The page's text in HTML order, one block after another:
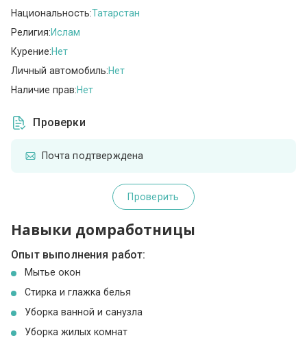
Национальность:Татарстан
Религия:Ислам
Курение:Нет
Личный автомобиль:Нет
Наличие прав:Нет
Проверки
Почта подтверждена
Проверить
Навыки домработницы
Опыт выполнения работ:
Мытье окон
Стирка и глажка белья
Уборка ванной и санузла
Уборка жилых комнат